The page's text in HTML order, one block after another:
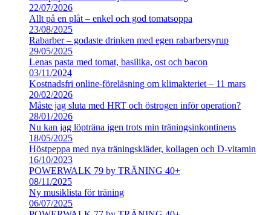
22/07/2026
Allt på en plåt – enkel och god tomatsoppa
23/08/2025
Rabarber – godaste drinken med egen rabarbersyrup
29/05/2025
Lenas pasta med tomat, basilika, ost och bacon
03/11/2024
Kostnadsfri online-föreläsning om klimakteriet – 11 mars
20/02/2026
Måste jag sluta med HRT och östrogen inför operation?
28/01/2026
Nu kan jag löpträna igen trots min träningsinkontinens
18/05/2025
Höstpeppa med nya träningskläder, kollagen och D-vitamin
16/10/2023
POWERWALK 79 by TRÄNING 40+
08/11/2025
Ny musiklista för träning
06/07/2025